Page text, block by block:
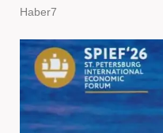
Haber7